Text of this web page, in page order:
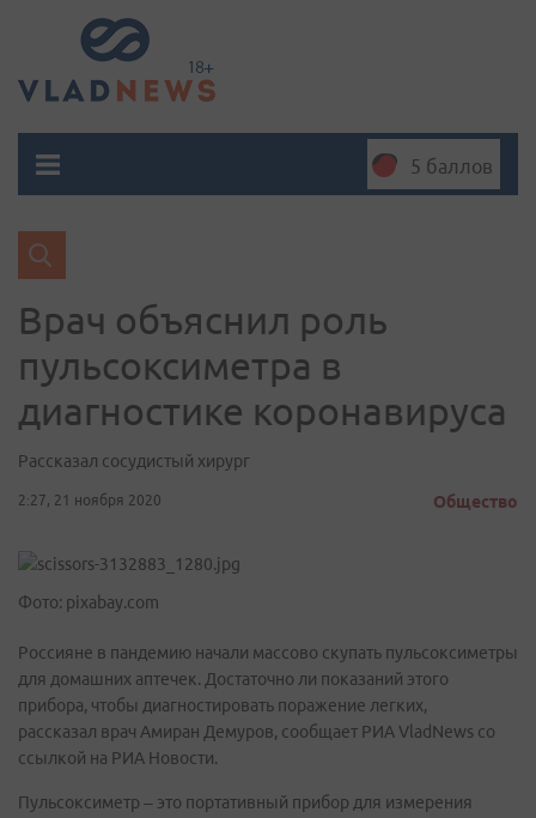
5 баллов
Врач объяснил роль
пульсоксиметра в
диагностике коронавируса
Рассказал сосудистый хирург
2:27, 21 ноября 2020 Общество
Фото: pixabay.com
Россияне в пандемию начали массово скупать пульсоксиметры
для домашних аптечек. Достаточно ли показаний этого
прибора, чтобы диагностировать поражение легких,
рассказал врач Амиран Демуров, сообщает РИА VladNews со
ссылкой на РИА Новости.
Пульсоксиметр – это портативный прибор для измерения